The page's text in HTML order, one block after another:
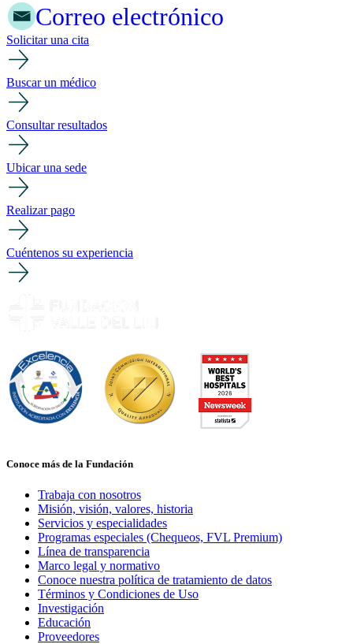
Correo electrónico
Solicitar una cita
Buscar un médico
Consultar resultados
Ubicar una sede
Realizar pago
Cuéntenos su experiencia
Conoce más de la Fundación
Trabaja con nosotros
Misión, visión, valores, historia
Servicios y especialidades
Programas especiales (Chequeos, FVL Premium)
Línea de transparencia
Marco legal y normativo
Conoce nuestra política de tratamiento de datos
Términos y Condiciones de Uso
Investigación
Educación
Proveedores